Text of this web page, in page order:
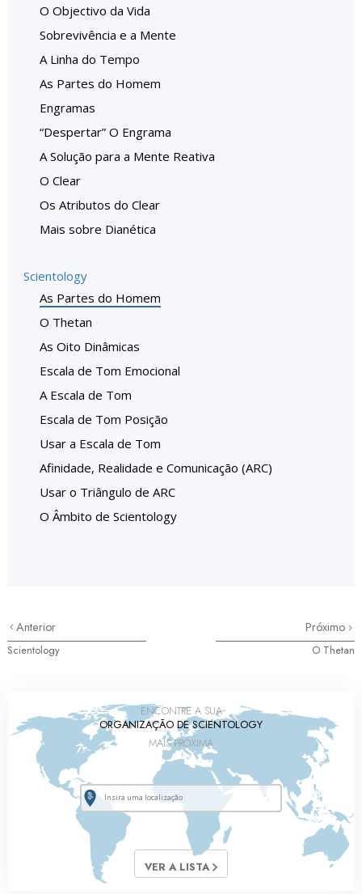
O Objectivo da Vida
Sobrevivência e a Mente
A Linha do Tempo
As Partes do Homem
Engramas
“Despertar” O Engrama
A Solução para a Mente Reativa
O Clear
Os Atributos do Clear
Mais sobre Dianética
Scientology
As Partes do Homem
O Thetan
As Oito Dinâmicas
Escala de Tom Emocional
A Escala de Tom
Escala de Tom Posição
Usar a Escala de Tom
Afinidade, Realidade e Comunicação (ARC)
Usar o Triângulo de ARC
O Âmbito de Scientology
Anterior
Scientology
Próximo
O Thetan
ENCONTRE A SUA
ORGANIZAÇÃO DE SCIENTOLOGY
MAIS PRÓXIMA
VER A LISTA